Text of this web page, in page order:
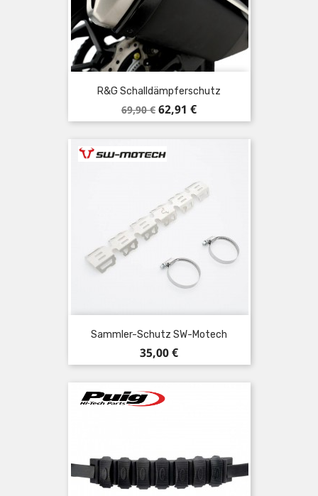
R&G Schalldämpferschutz
Verkaufspreis
69,90 € Preis
62,91 €
Sammler-Schutz SW-Motech
Preis
35,00 €